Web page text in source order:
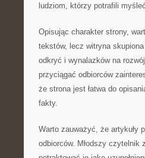
ludziom, którzy potrafili
Opisując charakter strony,
tekstów, lecz witryna
odkryć i wynalazków na
przyciągać odbiorców
że strona jest łatwa do
fakty.
Warto zauważyć, że artykuły
odbiorców. Młodszy czytelnik